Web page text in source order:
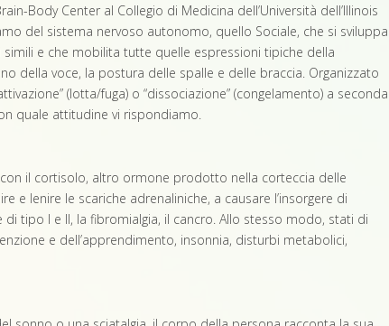
Body Center al Collegio di Medicina dell’Università dell’Illinois
del sistema nervoso autonomo, quello Sociale, che si sviluppa
e che mobilita tutte quelle espressioni tipiche della
della voce, la postura delle spalle e delle braccia. Organizzato
(lotta/fuga) o “dissociazione” (congelamento) a seconda
quale attitudine vi rispondiamo.
il cortisolo, altro ormone prodotto nella corteccia delle
e lenire le scariche adrenaliniche, a causare l’insorgere di
tipo I e II, la fibromialgia, il cancro. Allo stesso modo, stati di
e dell’apprendimento, insonnia, disturbi metabolici,